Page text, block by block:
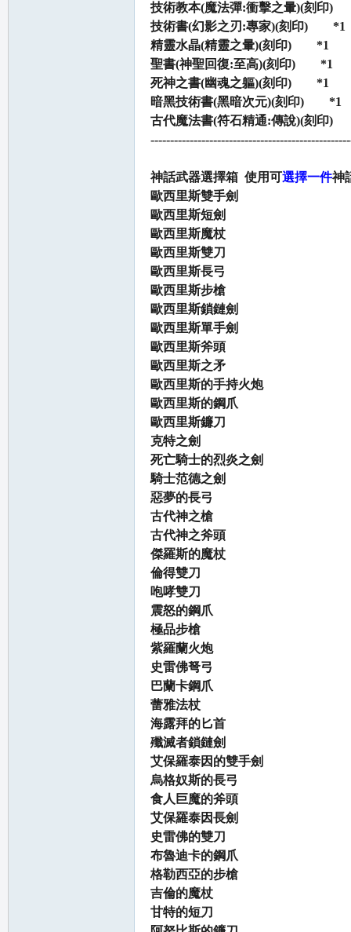
技術教本(魔法彈:衝擊之暈)(
技術書(幻影之刃:專家)(刻印
精靈水晶(精靈之暈)(刻印)
聖書(神聖回復:至高)(刻印)
死神之書(幽魂之軀)(刻印)
暗黑技術書(黑暗次元)(刻印)
古代魔法書(符石精通:傳說)(
神話武器選擇箱 使用可選擇一件神
歐西里斯雙手劍
歐西里斯短劍
歐西里斯魔杖
歐西里斯雙刀
歐西里斯長弓
歐西里斯步槍
歐西里斯鎖鏈劍
歐西里斯單手劍
歐西里斯斧頭
歐西里斯之矛
歐西里斯的手持火炮
歐西里斯的鋼爪
歐西里斯鐮刀
克特之劍
死亡騎士的烈炎之劍
騎士范德之劍
惡夢的長弓
古代神之槍
古代神之斧頭
傑羅斯的魔杖
倫得雙刀
咆哮雙刀
震怒的鋼爪
極品步槍
紫羅蘭火炮
史雷佛弩弓
巴蘭卡鋼爪
蕾雅法杖
海露拜的匕首
殲滅者鎖鏈劍
艾保羅泰因的雙手劍
烏格奴斯的長弓
食人巨魔的斧頭
艾保羅泰因長劍
史雷佛的雙刀
布魯迪卡的鋼爪
格勒西亞的步槍
吉倫的魔杖
甘特的短刀